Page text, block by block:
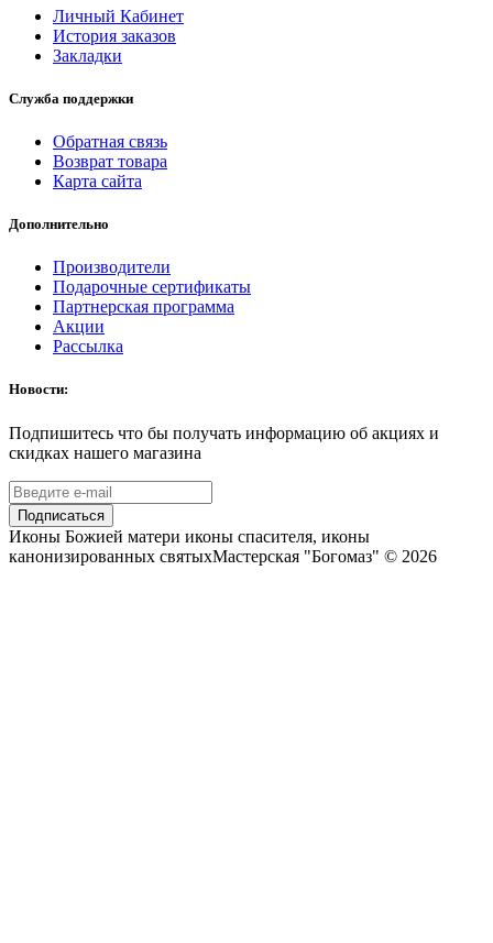
Личный Кабинет
История заказов
Закладки
Служба поддержки
Обратная связь
Возврат товара
Карта сайта
Дополнительно
Производители
Подарочные сертификаты
Партнерская программа
Акции
Рассылка
Новости:
Подпишитесь что бы получать информацию об акциях и
скидках нашего магазина
Подписаться
Иконы Божией матери иконы спасителя, иконы
канонизированных святыхМастерская "Богомаз" © 2026